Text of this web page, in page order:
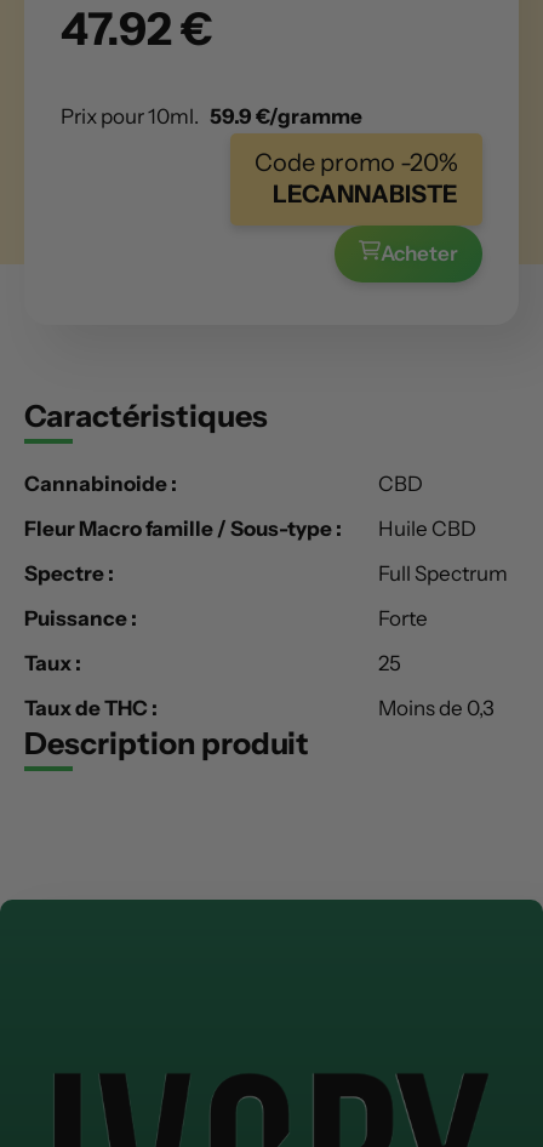
47.92 €
Prix pour 10ml. 59.9 €/gramme
Code promo -20%
LECANNABISTE
Acheter
Caractéristiques
Cannabinoide :
CBD
Fleur Macro famille / Sous-type :
Huile CBD
Spectre :
Full Spectrum
Puissance :
Forte
Taux :
25
Taux de THC :
Moins de 0,3
Description produit